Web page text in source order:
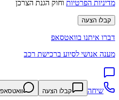
מדיניות הפרטיות וחוק הגנת הצרכן
קבלו הצעה
דברו איתנו בוואטסאפ
מענה אנושי לסיוע ברכישת רכב
שיחה קבלו הצעה וואטסאפ